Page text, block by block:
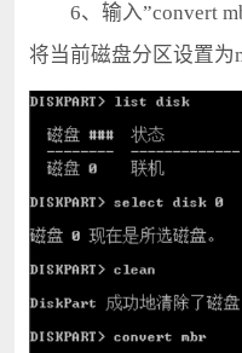
6、输入”convert
将当前磁盘分区设置为